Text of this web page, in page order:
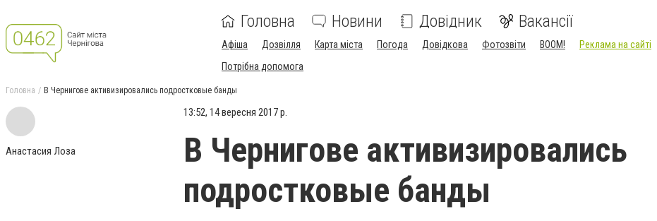
Головна Новини Довідник Вакансії
Афіша Дозвілля Карта міста Погода Довідкова Фотозвіти BOOM! Реклама на сайті
Потрібна допомога
Головна В Чернигове активизировались подростковые банды
Анастасия Лоза
13:52, 14 вересня 2017 р.
В Чернигове активизировались
подростковые банды